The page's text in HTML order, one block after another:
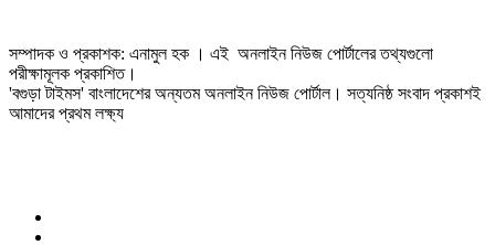
সম্পাদক ও প্রকাশক: এনামুল হক । এই অনলাইন নিউজ পোর্টালের তথ্যগুলো
পরীক্ষামূলক প্রকাশিত।
'বগুড়া টাইমস' বাংলাদেশের অন্যতম অনলাইন নিউজ পোর্টাল। সত্যনিষ্ঠ সংবাদ প্রকাশই
আমাদের প্রথম লক্ষ্য